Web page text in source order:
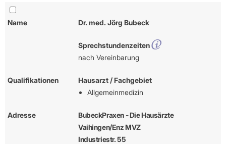
Name Dr. med. Jörg Bubeck
Sprechstundenzeiten
nach Vereinbarung
Qualifikationen
Hausarzt / Fachgebiet
Allgemeinmedizin
Adresse
BubeckPraxen - Die Hausärzte
Vaihingen/Enz MVZ
Industriestr. 55